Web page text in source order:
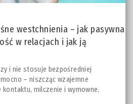
westchnienia – jak pasywna
w relacjach i jak ją
i nie stosuje bezpośredniej
– niszcząc wzajemne
milczenie i wymowne,